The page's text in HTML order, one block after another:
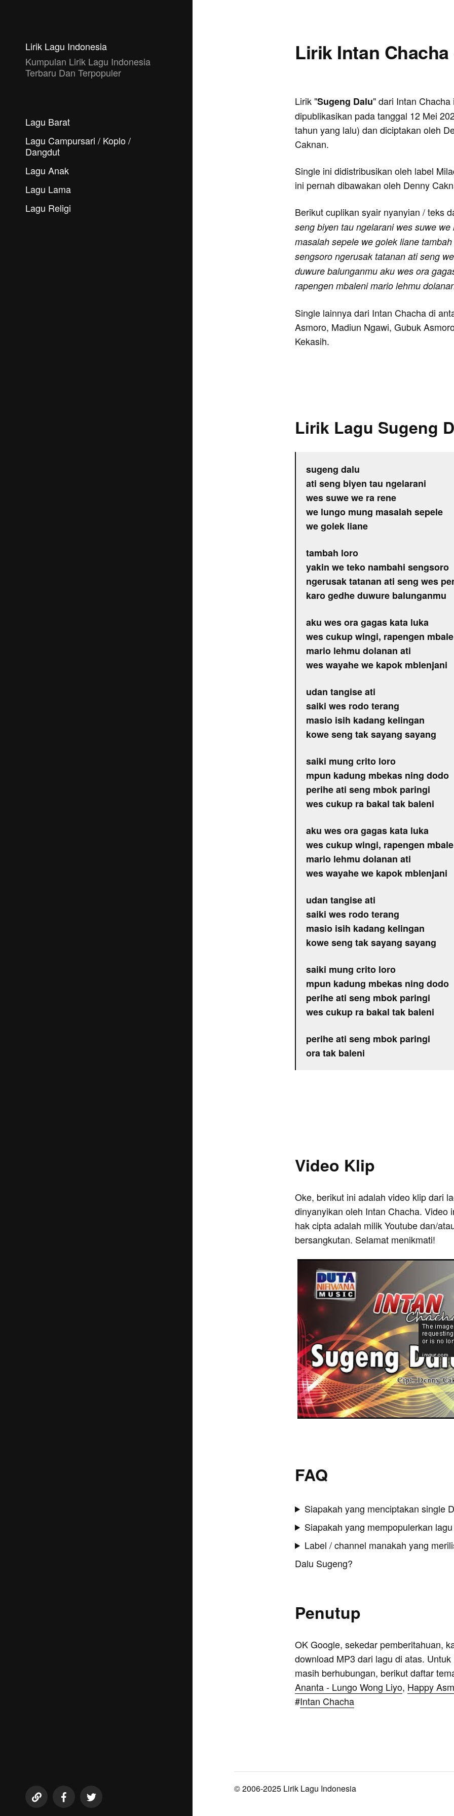
Lirik Lagu Indonesia
Kumpulan Lirik Lagu Indonesia
Terbaru Dan Terpopuler
Lagu Barat
Lagu Campursari / Koplo /
Dangdut
Lagu Anak
Lagu Lama
Lagu Religi
Lirik Intan
Lirik "Sugeng Dalu" dari Intan Chacha
dipublikasikan pada tanggal 12 Mei
tahun yang lalu) dan diciptakan oleh
Caknan.
Single ini didistribusikan oleh label
ini pernah dibawakan oleh Denny
Berikut cuplikan syair nyanyian / teks
seng biyen tau ngelarani wes suwe
masalah sepele we golek liane
sengsoro ngerusak tatanan ati seng
duwure balunganmu aku wes ora
rapengen mbaleni mario lehmu
Single lainnya dari Intan Chacha di
Asmoro, Madiun Ngawi, Gubuk
Kekasih.
Lirik Lagu Sugeng
sugeng dalu
ati seng biyen tau ngelarani
wes suwe we ra rene
we lungo mung masalah sepele
we golek liane
tambah loro
yakin we teko nambahi sengsoro
ngerusak tatanan ati seng wes
karo gedhe duwure balunganmu
aku wes ora gagas kata luka
wes cukup wingi, rapengen
mario lehmu dolanan ati
wes wayahe we kapok mblenjani
udan tangise ati
saiki wes rodo terang
masio isih kadang kelingan
kowe seng tak sayang sayang
saiki mung crito loro
mpun kadung mbekas ning dodo
perihe ati seng mbok paringi
wes cukup ra bakal tak baleni
aku wes ora gagas kata luka
wes cukup wingi, rapengen
mario lehmu dolanan ati
wes wayahe we kapok mblenjani
udan tangise ati
saiki wes rodo terang
masio isih kadang kelingan
kowe seng tak sayang sayang
saiki mung crito loro
mpun kadung mbekas ning dodo
perihe ati seng mbok paringi
wes cukup ra bakal tak baleni
perihe ati seng mbok paringi
ora tak baleni
Video Klip
Oke, berikut ini adalah video klip dari
dinyanyikan oleh Intan Chacha. Video
hak cipta adalah milik Youtube dan/
bersangkutan. Selamat menikmati!
FAQ
Siapakah yang menciptakan single
Siapakah yang mempopulerkan
Label / channel manakah yang
Dalu Sugeng?
Penutup
OK Google, sekedar pemberitahuan,
download MP3 dari lagu di atas.
masih berhubungan, berikut daftar
Ananta - Lungo Wong Liyo, Happy
#Intan Chacha
© 2006-2025 Lirik Lagu Indonesia